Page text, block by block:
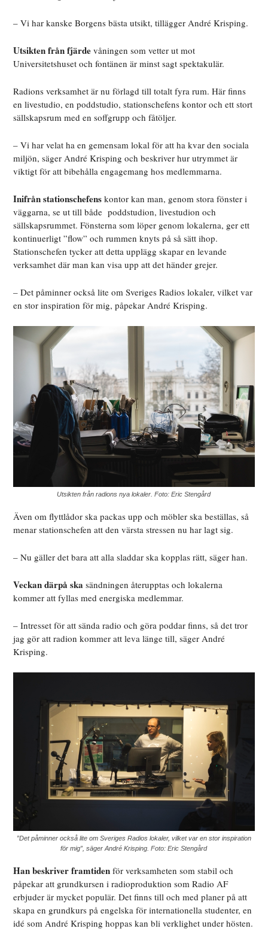
– Vi har kanske Borgens bästa utsikt, tillägger André Krisping.
Utsikten från fjärde våningen som vetter ut mot
Universitetshuset och fontänen är minst sagt spektakulär.
Radions verksamhet är nu förlagd till totalt fyra rum. Här finns
en livestudio, en poddstudio, stationschefens kontor och ett stort
sällskapsrum med en soffgrupp och fåtöljer.
– Vi har velat ha en gemensam lokal för att ha kvar den sociala
miljön, säger André Krispingoch beskriver hur utrymmet är
viktigt för att bibehålla engagemang hos medlemmarna.
Inifrån stationschefens kontor kan man, genom stora fönster i
väggarna, se ut till både poddstudion, livestudion och
sällskapsrummet. Fönsterna som löper genom lokalerna, ger ett
kontinuerligt ”flow” och rummen knyts på så sätt ihop.
Stationschefen tycker att detta upplägg skapar en levande
verksamhet där man kan visa upp att det händer grejer.
– Det påminner också lite om Sveriges Radios lokaler, vilket var
en stor inspiration för mig, påpekar André Krisping.
Utsikten från radions nya lokaler. Foto: Eric Stengård
Även om flyttlådor ska packas upp och möbler ska beställas, så
menar stationschefen att den värsta stressen nu har lagt sig.
– Nu gäller det bara att alla sladdar ska kopplas rätt, säger han.
Veckan därpå ska sändningen återupptas och lokalerna
kommer att fyllas med energiska medlemmar.
– Intresset för att sända radio och göra poddar finns, så det tror
jag gör att radion kommer att leva länge till, säger André
Krisping.
”Det påminner också lite om Sveriges Radios lokaler, vilket var en stor inspiration
för mig”, säger André Krisping. Foto: Eric Stengård
Han beskriver framtiden för verksamheten som stabil och
påpekar att grundkursen i radioproduktion som Radio AF
erbjuder är mycket populär. Det finns till och med planer på att
skapa en grundkurs på engelska för internationella studenter, en
idé som André Krisping hoppas kan bli verklighet under hösten.